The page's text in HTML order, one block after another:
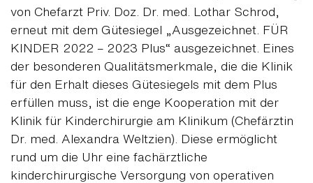
von Chefarzt Priv. Doz. Dr. med. Lothar Schrod,
erneut mit dem Gütesiegel „Ausgezeichnet. FÜR
KINDER 2022 – 2023 Plus“ ausgezeichnet. Eines
der besonderen Qualitätsmerkmale, die die Klinik
für den Erhalt dieses Gütesiegels mit dem Plus
erfüllen muss, ist die enge Kooperation mit der
Klinik für Kinderchirurgie am Klinikum (Chefärztin
Dr. med. Alexandra Weltzien). Diese ermöglicht
rund um die Uhr eine fachärztliche
kinderchirurgische Versorgung von operativen